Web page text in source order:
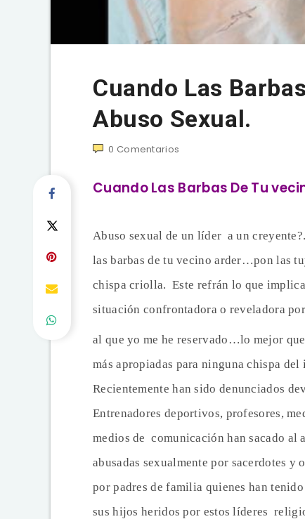
Cuando Las
Abuso Sexual.
0 Comentarios
Cuando Las Barbas De Tu
Abuso sexual de un líder a un
las barbas de tu vecino arder…pon las
chispa criolla. Este refrán lo que
situación confrontadora o reveladora
al que yo me he reservado…lo mejor
más apropiadas para ninguna chispa
Recientemente han sido denunciados
Entrenadores deportivos, profesores,
medios decomunicación han sacado al
abusadas sexualmente por sacerdotes
por padres de familia quienes han
sus hijos heridos por estos líderes